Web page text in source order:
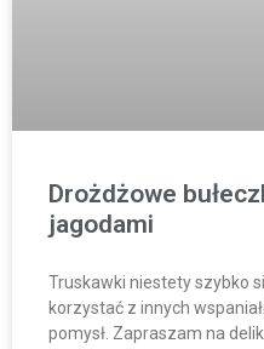
Drożdżowe
jagodami
Truskawki niestety szybko
korzystać z innych
pomysł. Zapraszam na